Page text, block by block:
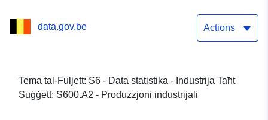
data.gov.be Actions
Tema tal-Fuljett: S6 - Data statistika - Industrija Taħt
Suġġett: S600.A2 - Produzzjoni industrijali